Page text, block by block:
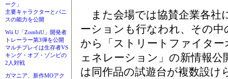
ーク」
主要キャラクターとパニ
スの能力を公開
Wii U「ZombiU」開発者
トレーラー第3弾を公開
マルチプレイは生存者VS
キング・オブ・ゾンビの
2人対戦
ガマニア、新作MOアク
また会場では協賛企業各社
ーションも行なわれ、その
から「ストリートファイタ
ェネレーション」の新情報
は同作品の試遊台が複数設け